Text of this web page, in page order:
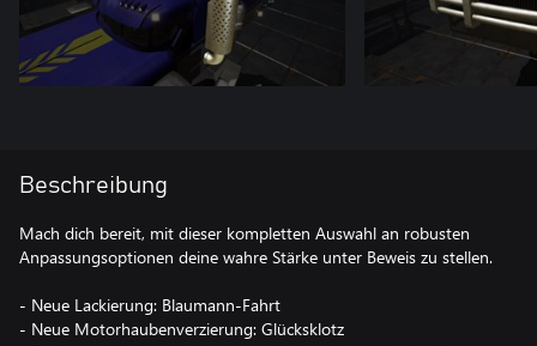
Beschreibung
Mach dich bereit, mit dieser kompletten Auswahl an robusten
Anpassungsoptionen deine wahre Stärke unter Beweis zu stellen.
- Neue Lackierung: Blaumann-Fahrt
- Neue Motorhaubenverzierung: Glücksklotz